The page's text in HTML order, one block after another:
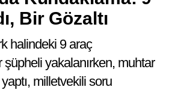
Bir Gözaltı
halindeki 9 araç
şüpheli yakalanırken, muhtar
milletvekili soru